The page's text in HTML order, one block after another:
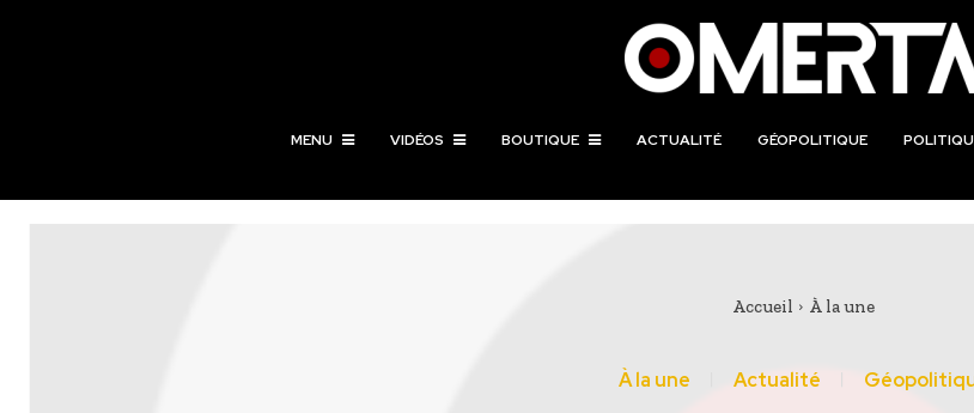
MENU VIDÉOS BOUTIQUE ACTUALITÉ GÉOPOLITIQUE
Accueil À la une
À la une Actualité